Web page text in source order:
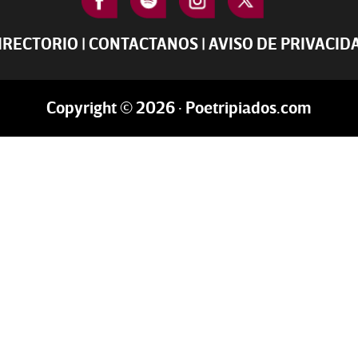
| CONTACTANOS| AVISO DE
Copyright © 2026 · Poetripiados.com